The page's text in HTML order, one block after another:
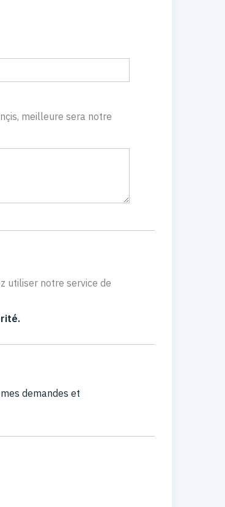
meilleure sera notre
utiliser notre service de
demandes et